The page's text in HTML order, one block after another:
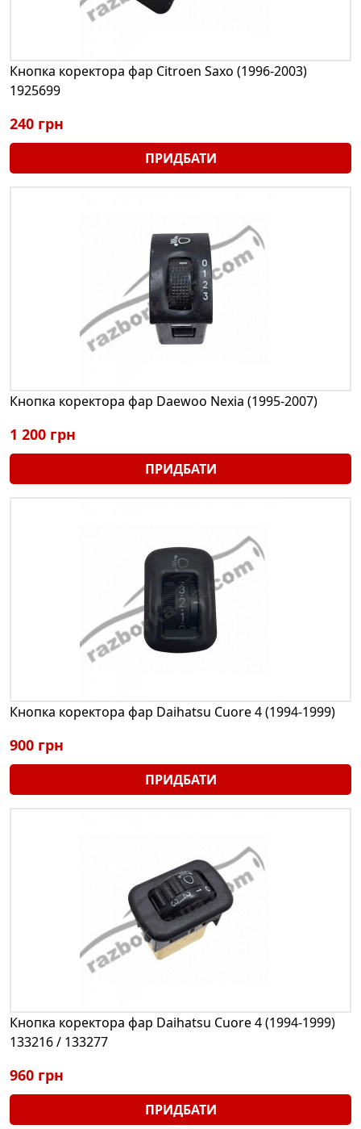
Кнопка коректора фар Citroen Saxo (1996-2003)
1925699
240 грн
ПРИДБАТИ
Кнопка коректора фар Daewoo Nexia (1995-2007)
1 200 грн
ПРИДБАТИ
Кнопка коректора фар Daihatsu Cuore 4 (1994-1999)
900 грн
ПРИДБАТИ
Кнопка коректора фар Daihatsu Cuore 4 (1994-1999)
133216 / 133277
960 грн
ПРИДБАТИ